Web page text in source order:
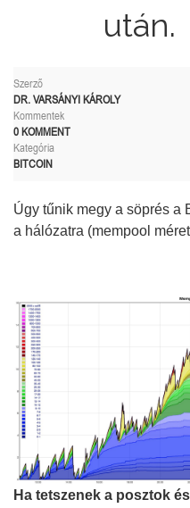
után.
Szerző
DR. VARSÁNYI KÁROLY
Kommentek
0 KOMMENT
Kategória
BITCOIN
Úgy tűnik megy a söprés a
a hálózatra (mempool
Ha tetszenek a posztok